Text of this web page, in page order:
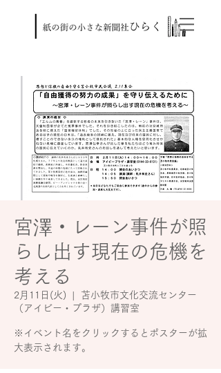
宮澤・レーン事件が照
らし出す現在の危機を
考える
2月11日(火)
苫小牧市文化交流センター
（アイビー・プラザ）講習室
※イベント名をクリックするとポスターが拡
大表示されます。